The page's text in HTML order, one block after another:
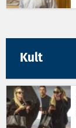
Kult